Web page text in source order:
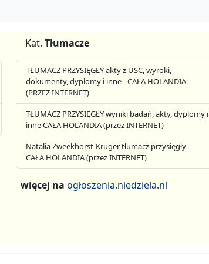
Kat. Tłumacze
TŁUMACZ PRZYSIĘGŁY akty z USC, wyroki,
dokumenty, dyplomy i inne - CAŁA HOLANDIA
(PRZEZ INTERNET)
TŁUMACZ PRZYSIĘGŁY wyniki badań, akty, dyplomy i
inne CAŁA HOLANDIA (przez INTERNET)
Natalia Zweekhorst-Krüger tłumacz przysięgły -
CAŁA HOLANDIA (przez INTERNET)
więcej naogłoszenia.niedziela.nl